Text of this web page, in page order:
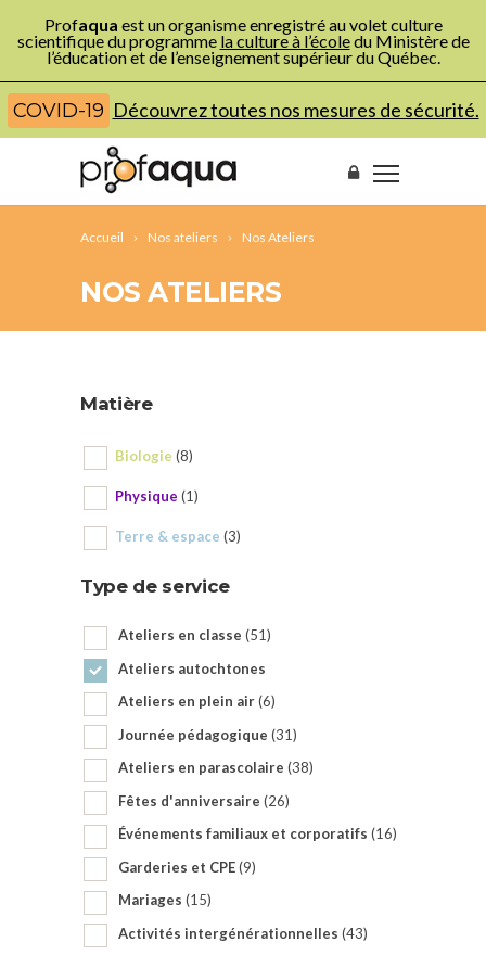
Profaqua est un organisme enregistré au volet culture
scientifique du programme la culture à l’écoledu Ministère de
l’éducation et de l’enseignement supérieur du Québec.
COVID-19 Découvrez toutes nos mesures de sécurité.
Accueil Nos ateliers Nos Ateliers
NOS ATELIERS
Matière
Biologie (8)
Physique (1)
Terre & espace (3)
Type de service
Ateliers en classe (51)
Ateliers autochtones
Ateliers en plein air(6)
Journée pédagogique (31)
Ateliers en parascolaire (38)
Fêtes d'anniversaire (26)
Événements familiaux et corporatifs (16)
Garderies et CPE(9)
Mariages (15)
Activités intergénérationnelles (43)